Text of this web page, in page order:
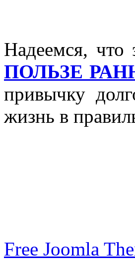
Надеемся, что
ПОЛЬЗЕ
привычку
жизнь в
Free Joomla